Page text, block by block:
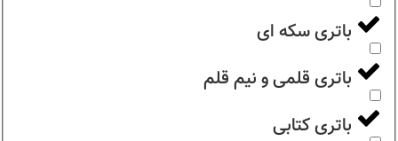
باتری سکه ای
باتری قلمی و نیم قلم
باتری کتابی